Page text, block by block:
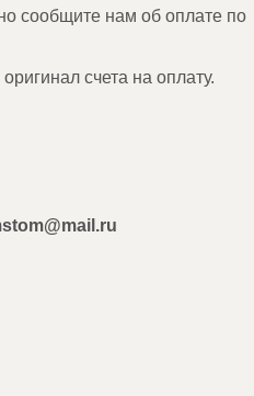
сообщите нам об оплате по
счета на оплату.